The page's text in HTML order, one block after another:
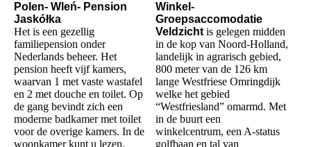
Polen- Wleń- Pension
Jaskółka
Het is een gezellig
familiepension onder
Nederlands beheer. Het
pension heeft vijf kamers,
waarvan 1 met vaste wastafel
en 2 met douche en toilet. Op
de gang bevindt zich een
moderne badkamer met toilet
voor de overige kamers. In de
woonkamer kunt u lezen,
Winkel-
Groepsaccomodatie
Veldzicht is gelegen midden
in de kop van Noord-Holland,
landelijk in agrarisch gebied,
800 meter van de 126 km
lange Westfriese Omringdijk
welke het gebied
“Westfriesland” omarmd. Met
in de buurt een
winkelcentrum, een A-status
golfbaan en tal van